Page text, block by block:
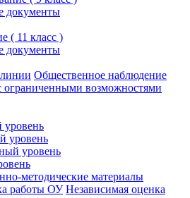
документы
( 11 класс )
документы
Общественное наблюдение
ограниченными возможностями
уровень
уровень
уровень
методические материалы
работы ОУ Независимая оценка